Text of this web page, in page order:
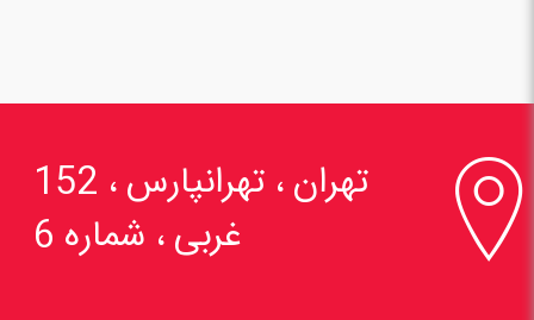

تهران ، تهرانپارس ، 152
غربی ، شماره 6